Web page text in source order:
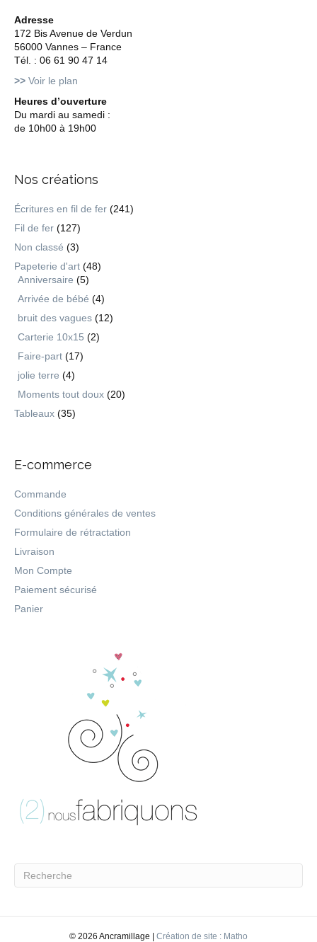
Adresse
172 Bis Avenue de Verdun
56000 Vannes – France
Tél. : 06 61 90 47 14
>> Voir le plan
Heures d’ouverture
Du mardi au samedi :
de 10h00 à 19h00
Nos créations
Écritures en fil de fer (241)
Fil de fer (127)
Non classé (3)
Papeterie d'art (48)
Anniversaire (5)
Arrivée de bébé (4)
bruit des vagues (12)
Carterie 10x15 (2)
Faire-part (17)
jolie terre (4)
Moments tout doux (20)
Tableaux (35)
E-commerce
Commande
Conditions générales de ventes
Formulaire de rétractation
Livraison
Mon Compte
Paiement sécurisé
Panier
© 2026 Ancramillage | Création de site : Matho